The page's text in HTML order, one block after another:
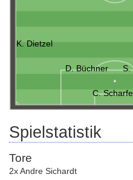
K. Dietzel
D. Büchner S.
C.
Spielstatistik
Tore
2x Andre Sichardt